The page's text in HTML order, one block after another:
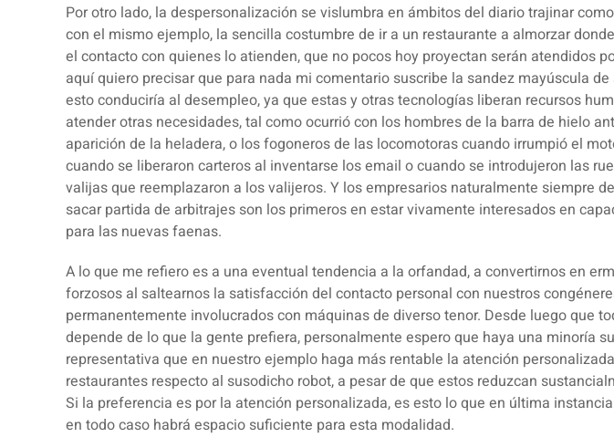
Por otro lado, la despersonalización se vislumbra en ámbitos del diario trajinar
con el mismo ejemplo, la sencilla costumbre de ir a un restaurante a almorzar
el contacto con quienes lo atienden, que no pocos hoy proyectan serán atendidos
aquí quiero precisar que para nada mi comentario suscribe la sandez mayúscula
esto conduciría al desempleo, ya que estas y otras tecnologías liberan recursos
atender otras necesidades, tal como ocurrió con los hombres de la barra de hielo
aparición de la heladera, o los fogoneros de las locomotoras cuando irrumpió el
cuando se liberaron carteros al inventarse los email o cuando se introdujeron las
valijas que reemplazaron a los valijeros. Y los empresarios naturalmente siempre
sacar partida de arbitrajes son los primeros en estar vivamente interesados en
para las nuevas faenas.
A lo que me refiero es a una eventual tendencia a la orfandad, a convertirnos en
forzosos al saltearnos la satisfacción del contacto personal con nuestros
permanentemente involucrados con máquinas de diverso tenor. Desde luego que
depende de lo que la gente prefiera, personalmente espero que haya una minoría
representativa que en nuestro ejemplo haga más rentable la atención
restaurantes respecto al susodicho robot, a pesar de que estos reduzcan
Si la preferencia es por la atención personalizada, es esto lo que en última
en todo caso habrá espacio suficiente para esta modalidad.